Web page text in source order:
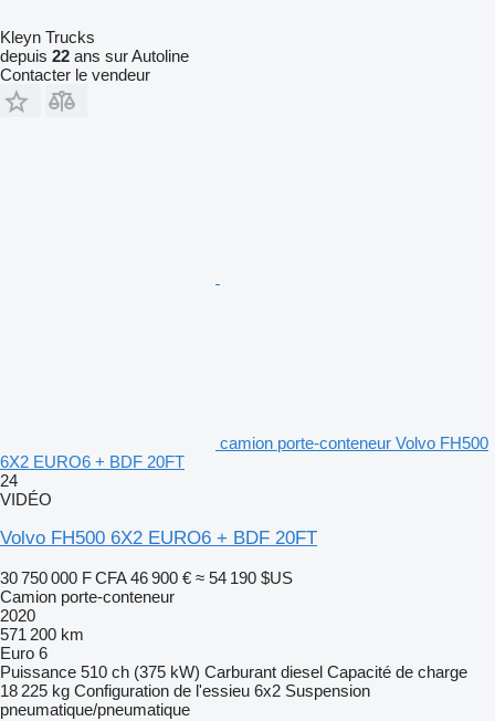
Kleyn Trucks
depuis 22 ans sur Autoline
Contacter le vendeur
camion porte-conteneur Volvo FH500
6X2 EURO6 + BDF 20FT
24
VIDÉO
Volvo FH500 6X2 EURO6 + BDF 20FT
30 750 000 F CFA 46 900 € ≈ 54 190 $US
Camion porte-conteneur
2020
571 200 km
Euro 6
Puissance 510 ch (375 kW) Carburant diesel Capacité de charge
18 225 kg Configuration de l'essieu 6x2 Suspension
pneumatique/pneumatique